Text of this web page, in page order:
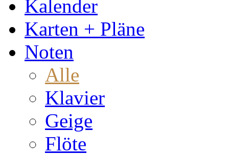
Kalender
Karten + Pläne
Noten
Alle
Klavier
Geige
Flöte